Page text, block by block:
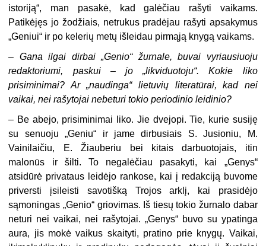
istoriją“, man pasakė, kad galėčiau rašyti vaikams.
Patikėjęs jo žodžiais, netrukus pradėjau rašyti apsakymus
„Geniui“ ir po kelerių metų išleidau pirmąją knygą vaikams.
– Gana ilgai dirbai „Genio“ žurnale, buvai vyriausiuoju
redaktoriumi, paskui – jo „likviduotoju“. Kokie liko
prisiminimai? Ar „naudinga“ lietuvių literatūrai, kad nei
vaikai, nei rašytojai nebeturi tokio periodinio leidinio?
– Be abejo, prisiminimai liko. Jie dvejopi. Tie, kurie susiję
su senuoju „Geniu“ ir jame dirbusiais S. Jusioniu, M.
Vainilaičiu, E. Žiauberiu bei kitais darbuotojais, itin
malonūs ir šilti. To negalėčiau pasakyti, kai „Genys“
atsidūrė privataus leidėjo rankose, kai į redakciją buvome
priversti įsileisti savotišką Trojos arklį, kai prasidėjo
sąmoningas „Genio“ griovimas. Iš tiesų tokio žurnalo dabar
neturi nei vaikai, nei rašytojai. „Genys“ buvo su ypatinga
aura, jis mokė vaikus skaityti, pratino prie knygų. Vaikai,